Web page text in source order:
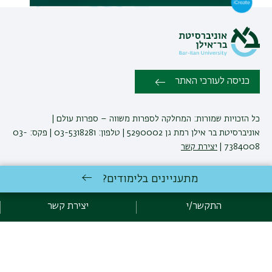
כניסה לעורכי האתר
כל הזכויות שמורות: המחלקה לספרות משווה – ספרות עולם |
אוניברסיטת בר אילן רמת גן 5290002 | טלפון: 03-5318281 | פקס: 03-
7384008 |
יצירת קשר
באוניברסיטת בר-אילן
Emarker קידום אתרים
מתעניינים בלימודים?
התקשר/י יצירת קשר